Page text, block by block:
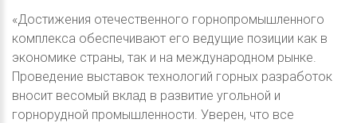
«Достижения отечественного горнопромышленного
комплекса обеспечивают его ведущие позиции как в
экономике страны, так и на международном рынке.
Проведение выставок технологий горных разработок
вносит весомый вклад в развитие угольной и
горнорудной промышленности. Уверен, что все